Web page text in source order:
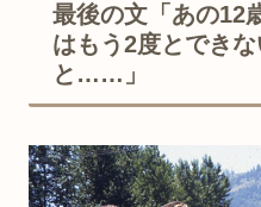
最後の文「あの12
はもう2度とでき
と……」